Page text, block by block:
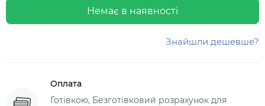
Немає в наявності
Знайшли дешевше?
Оплата
Готівкою, Безготівковий розрахунок для